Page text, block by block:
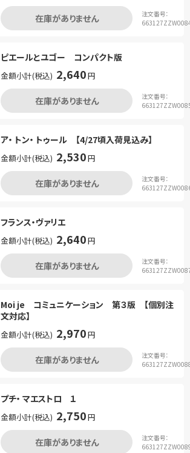
在庫がありません
注文番号：
ピエールとユゴー コンパクト版
金額小計(税込) 2,640円
在庫がありません
注文番号：
ア・ トン・ トゥール 【4/27頃入荷見込み】
金額小計(税込) 2,530円
在庫がありません
注文番号：
フランス・ヴァリエ
金額小計(税込) 2,640円
在庫がありません
注文番号：
Moi je コミュニケーション 第３版 【個別注
文対応】
金額小計(税込) 2,970円
在庫がありません
注文番号：
プチ・ マエストロ １
金額小計(税込) 2,750円
在庫がありません
注文番号：